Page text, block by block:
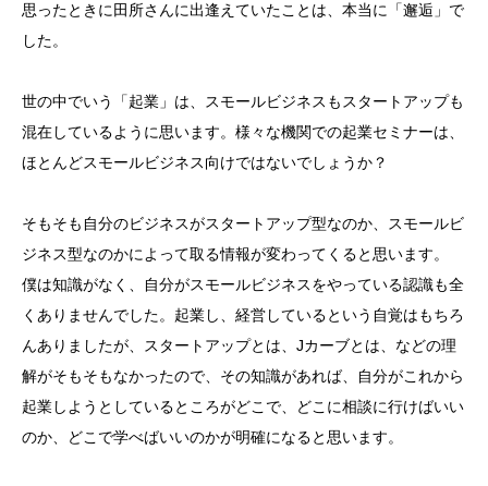
思ったときに田所さんに出逢えていたことは、本当に「邂逅」で
した。
世の中でいう「起業」は、スモールビジネスもスタートアップも
混在しているように思います。様々な機関での起業セミナーは、
ほとんどスモールビジネス向けではないでしょうか？
そもそも自分のビジネスがスタートアップ型なのか、スモールビ
ジネス型なのかによって取る情報が変わってくると思います。
僕は知識がなく、自分がスモールビジネスをやっている認識も全
くありませんでした。起業し、経営しているという自覚はもちろ
んありましたが、スタートアップとは、Jカーブとは、などの理
解がそもそもなかったので、その知識があれば、自分がこれから
起業しようとしているところがどこで、どこに相談に行けばいい
のか、どこで学べばいいのかが明確になると思います。